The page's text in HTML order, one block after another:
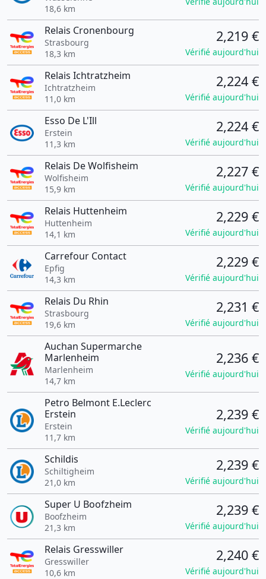
18,6 km
Relais Cronenbourg
Strasbourg
18,3 km
2,219 €
Vérifié aujourd'hui
Relais Ichtratzheim
Ichtratzheim
11,0 km
2,224 €
Vérifié aujourd'hui
Esso De L'Ill
Erstein
11,3 km
2,224 €
Vérifié aujourd'hui
Relais De Wolfisheim
Wolfisheim
15,9 km
2,227 €
Vérifié aujourd'hui
Relais Huttenheim
Huttenheim
14,1 km
2,229 €
Vérifié aujourd'hui
Carrefour Contact
Epfig
14,3 km
2,229 €
Vérifié aujourd'hui
Relais Du Rhin
Strasbourg
19,6 km
2,231 €
Vérifié aujourd'hui
Auchan Supermarche
Marlenheim
Marlenheim
14,7 km
2,236 €
Vérifié aujourd'hui
Petro Belmont E.Leclerc
Erstein
Erstein
11,7 km
2,239 €
Vérifié aujourd'hui
Schildis
Schiltigheim
21,0 km
2,239 €
Vérifié aujourd'hui
Super U Boofzheim
Boofzheim
21,3 km
2,239 €
Vérifié aujourd'hui
Relais Gresswiller
Gresswiller
10,6 km
2,240 €
Vérifié aujourd'hui